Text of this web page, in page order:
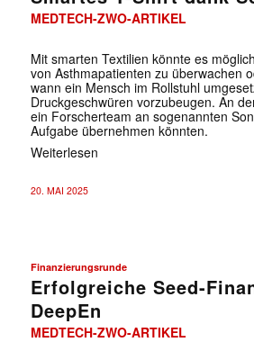
MEDTECH-ZWO-ARTIKEL
Mit smarten Textilien könnte es
von Asthmapatienten zu überwachen
wann ein Mensch im Rollstuhl
Druckgeschwüren vorzubeugen. An
ein Forscherteam an sogenannten
Aufgabe übernehmen könnten.
Weiterlesen
20. MAI 2025
Finanzierungsrunde
Erfolgreiche Seed-
DeepEn
MEDTECH-ZWO-ARTIKEL